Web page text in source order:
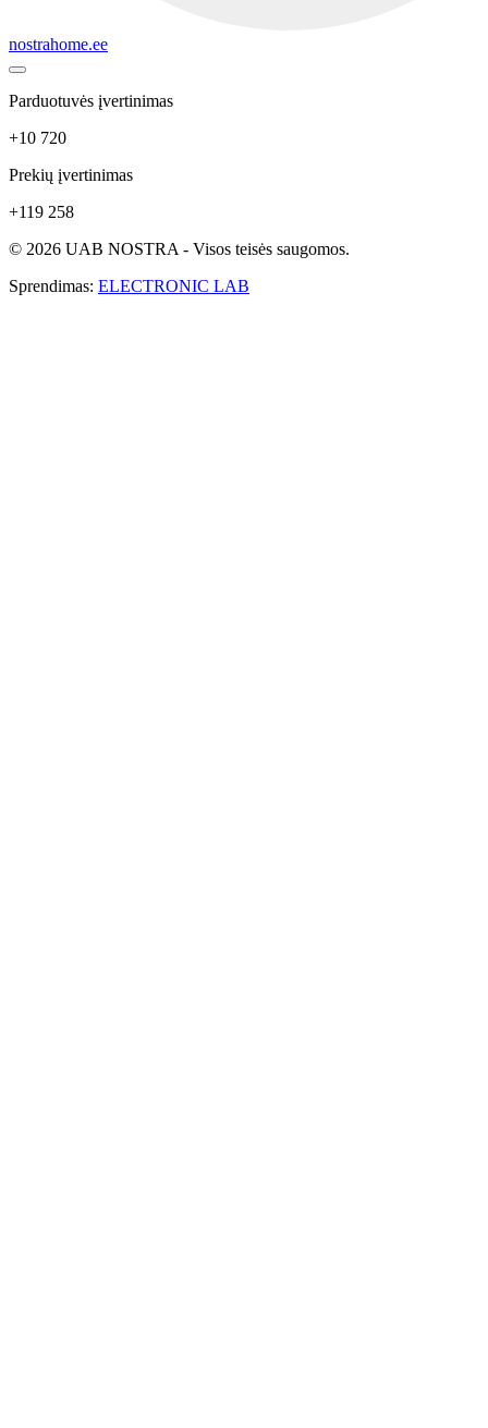
nostrahome.ee
Parduotuvės įvertinimas
+10 720
Prekių įvertinimas
+119 258
© 2026 UAB NOSTRA - Visos teisės saugomos.
Sprendimas: ELECTRONIC LAB